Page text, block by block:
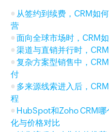
从签约到续费，CRM如
营
面向全球市场时，CRM
渠道与直销并行时，
复杂方案型销售中，
付
多来源线索进入后，
程
HubSpot和Zoho CRM
化与价格对比